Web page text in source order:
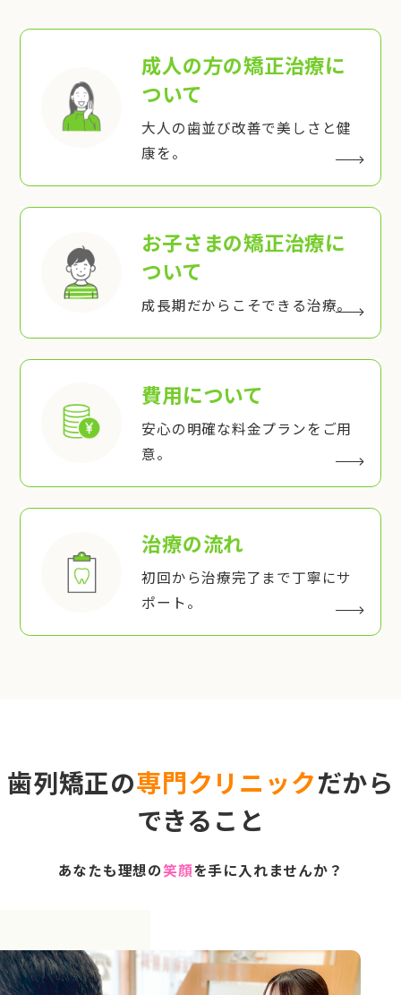
成人の方の矯正治療に
ついて
大人の歯並び改善で美しさと健
康を。
お子さまの矯正治療に
ついて
成長期だからこそできる治療。
費用について
安心の明確な料金プランをご用
意。
治療の流れ
初回から治療完了まで丁寧にサ
ポート。
歯列矯正の専門クリニックだから
できること
あなたも理想の笑顔を手に入れませんか？